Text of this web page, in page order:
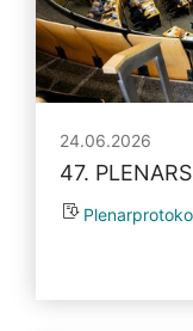
24.06.2026
47.